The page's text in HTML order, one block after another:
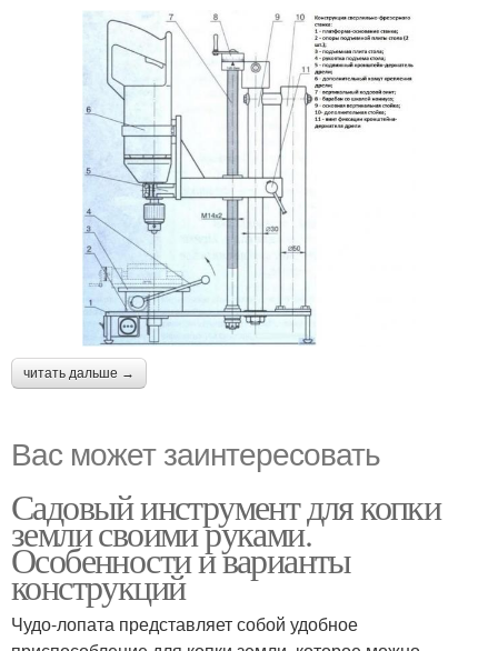
читать дальше →
Вас может заинтересовать
Садовый инструмент для копки
земли своими руками.
Особенности и варианты
конструкций
Чудо-лопата представляет собой удобное